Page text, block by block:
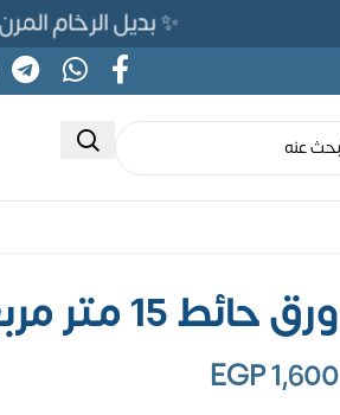
✨ بديل الرخام المرن 565ج بدلًا من 690ج لفترة محدوده
ورق حائط 15 متر مربع
EGP1,600